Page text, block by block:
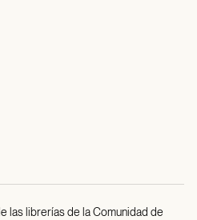
las librerías de la Comunidad de